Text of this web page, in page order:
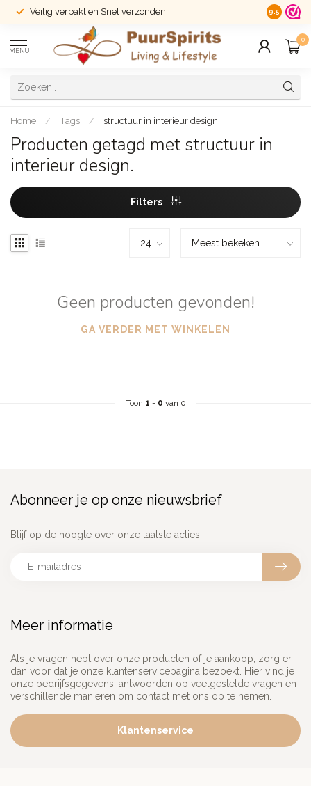
Veilig verpakt en Snel verzonden! 14 dagen
9.5
MENU
0
Home / Tags / structuur in interieur design.
Producten getagd met structuur in
interieur design.
Filters
Geen producten gevonden!
GA VERDER MET WINKELEN
Toon 1 - 0 van 0
Meer informatie
Als je vragen hebt over onze producten of je aankoop, zorg er
dan voor dat je onze klantenservicepagina bezoekt. Hier vind je
onze bedrijfsgegevens, antwoorden op veelgestelde vragen en
verschillende manieren om contact met ons op te nemen.
Klantenservice
Abonneer je op onze nieuwsbrief
Blijf op de hoogte over onze laatste acties